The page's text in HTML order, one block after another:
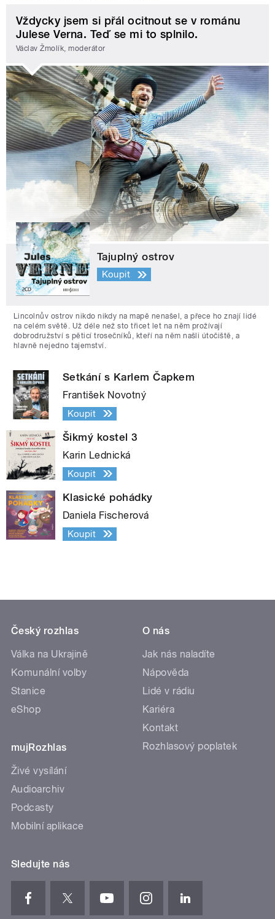
Vždycky jsem si přál ocitnout se v románu
Julese Verna. Teď se mi to splnilo.
Václav Žmolík, moderátor
Tajuplný ostrov
Koupit
Lincolnův ostrov nikdo nikdy na mapě nenašel, a přece ho znají lidé
na celém světě. Už déle než sto třicet let na něm prožívají
dobrodružství s pěticí trosečníků, kteří na něm našli útočiště, a
hlavně nejedno tajemství.
Setkání s Karlem Čapkem
František Novotný
Koupit
Šikmý kostel 3
Karin Lednická
Koupit
Klasické pohádky
Daniela Fischerová
Koupit
Český rozhlas
Válka na Ukrajině
Komunální volby
Stanice
eShop
mujRozhlas
Živé vysílání
Audioarchiv
Podcasty
Mobilní aplikace
O nás
Jak nás naladíte
Nápověda
Lidé v rádiu
Kariéra
Kontakt
Rozhlasový poplatek
Sledujte nás